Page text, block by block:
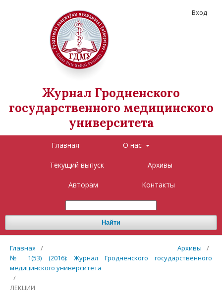
Журнал Гродненского
государственного медицинского
университета
Главная О нас
Текущий выпуск Архивы
Авторам Контакты
Найти
Вход
Главная / Архивы
/
№ 1(53) (2016): Журнал Гродненского государственного
медицинского университета
/
ЛЕКЦИИ